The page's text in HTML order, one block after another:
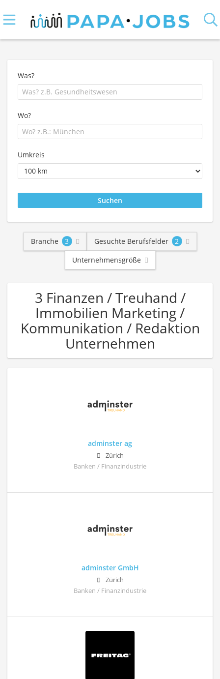
Was?
Wo?
Umkreis
Branche 3 Gesuchte Berufsfelder
2
Unternehmensgröße
3 Finanzen / Treuhand /
Immobilien Marketing /
Kommunikation / Redaktion
Unternehmen
adminster ag
Zürich
Banken / Finanzindustrie
adminster GmbH
Zürich
Banken / Finanzindustrie